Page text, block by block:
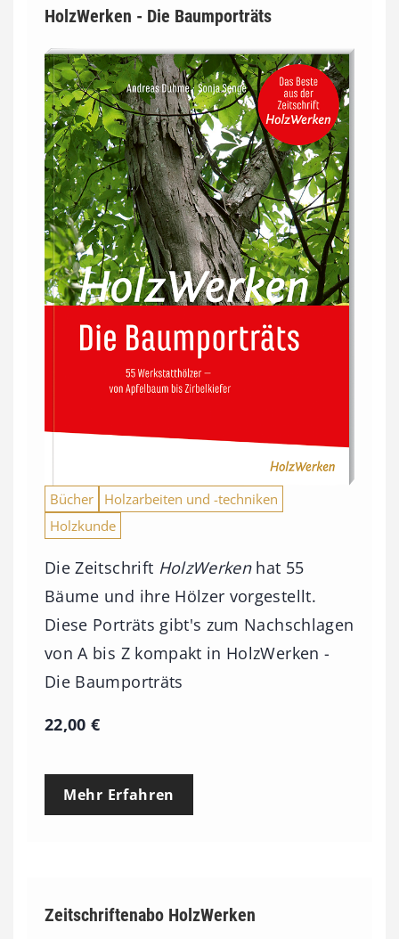
HolzWerken - Die Baumporträts
Bücher
Holzarbeiten und -techniken
Holzkunde
Die Zeitschrift HolzWerkenhat 55
Bäume und ihre Hölzer vorgestellt.
Diese Porträts gibt's zum Nachschlagen
von A bis Z kompakt in HolzWerken -
Die Baumporträts
22,00€
Mehr Erfahren
Zeitschriftenabo HolzWerken